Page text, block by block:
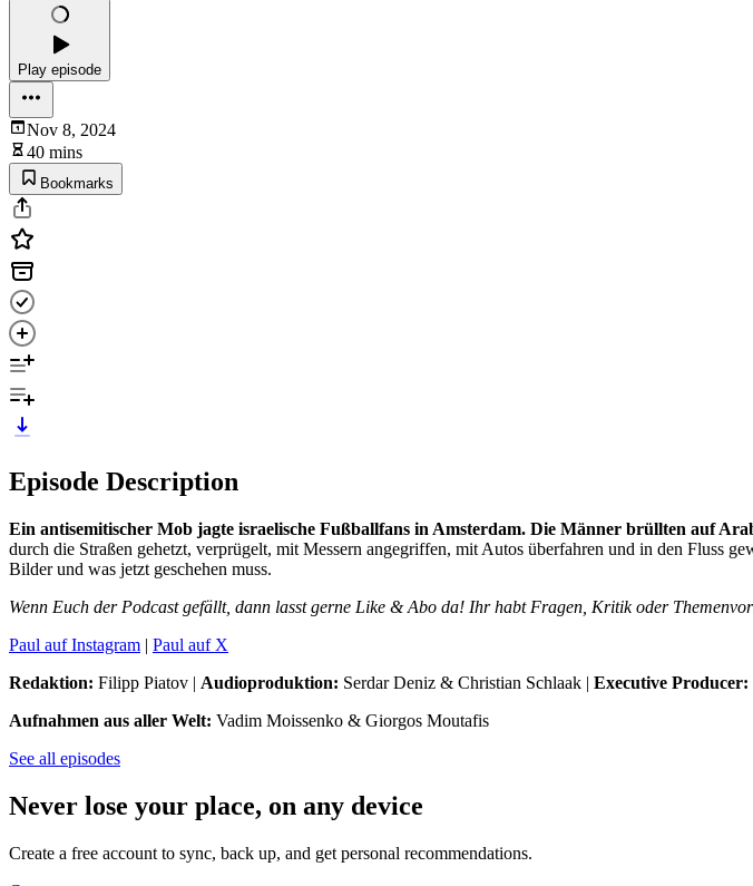
Play episode
Nov 8, 2024
40 mins
Bookmarks
Episode Description
Ein antisemitischer Mob jagte israelische Fußballfans in Amsterdam. Die Männer brüllten auf
durch die Straßen gehetzt, verprügelt, mit Messern angegriffen, mit Autos überfahren und in den Fluss
Bilder und was jetzt geschehen muss.
Wenn Euch der Podcast gefällt, dann lasst gerne Like & Abo da! Ihr habt Fragen, Kritik oder
Paul auf Instagram | Paul auf X
Redaktion: Filipp Piatov | Audioproduktion: Serdar Deniz & Christian Schlaak | Executive Producer:
Aufnahmen aus aller Welt: Vadim Moissenko & Giorgos Moutafis
See all episodes
Never lose your place, on any device
Create a free account to sync, back up, and get personal recommendations.